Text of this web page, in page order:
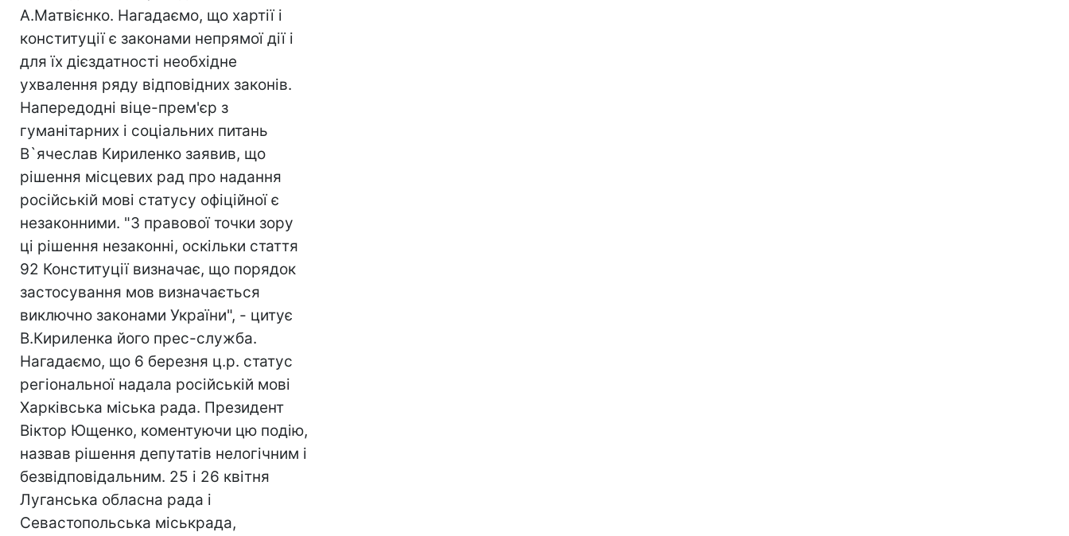
А.Матвієнко. Нагадаємо, що хартії і
конституції є законами непрямої дії і
для їх дієздатності необхідне
ухвалення ряду відповідних законів.
Напередодні віце-прем'єр з
гуманітарних і соціальних питань
В`ячеслав Кириленко заявив, що
рішення місцевих рад про надання
російській мові статусу офіційної є
незаконними. "З правової точки зору
ці рішення незаконні, оскільки стаття
92 Конституції визначає, що порядок
застосування мов визначається
виключно законами України", - цитує
В.Кириленка його прес-служба.
Нагадаємо, що 6 березня ц.р. статус
регіональної надала російській мові
Харківська міська рада. Президент
Віктор Ющенко, коментуючи цю подію,
назвав рішення депутатів нелогічним і
безвідповідальним. 25 і 26 квітня
Луганська обласна рада і
Севастопольська міськрада,